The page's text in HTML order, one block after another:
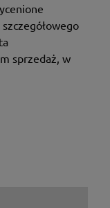
sprzedaż, w